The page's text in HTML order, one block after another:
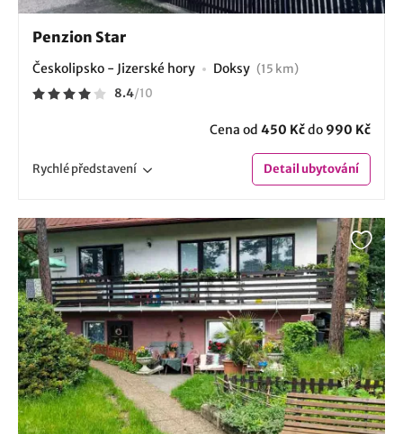
Penzion Star
Českolipsko - Jizerské hory Doksy (15 km)
8.4/10
Cena od 450 Kčdo 990 Kč
Rychlépředstavení Detailubytování